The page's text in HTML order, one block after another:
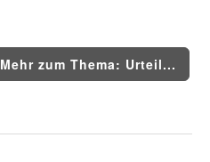
Mehr zum Thema: Urteil...